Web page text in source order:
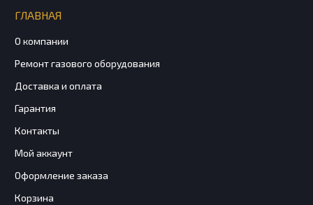
ГЛАВНАЯ
О компании
Ремонт газового оборудования
Доставка и оплата
Гарантия
Контакты
Мой аккаунт
Оформление заказа
Корзина